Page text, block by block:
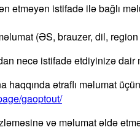
etməyən istifadə ilə bağlı
(ƏS, brauzer, dil,
necə istifadə etdiyinizə
haqqında ətraflı məlumat
gaoptout/
və məlumat əldə